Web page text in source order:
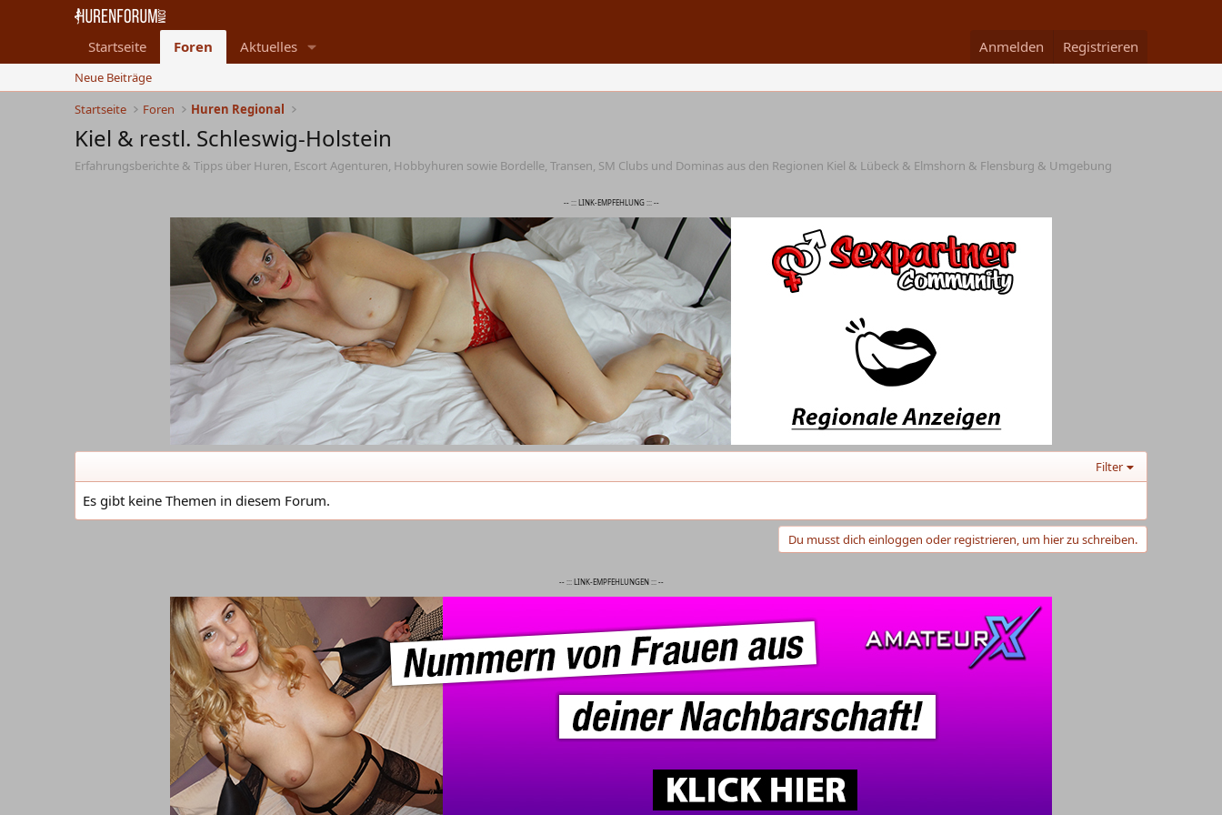
Startseite Foren Aktuelles Anmelden Registrieren
Neue Beiträge
Startseite
Foren Huren Regional
Kiel & restl. Schleswig-Holstein
Erfahrungsberichte & Tipps über Huren, Escort Agenturen, Hobbyhuren sowie Bordelle, Transen, SM Clubs und Dominas aus den Regionen Kiel & Lübeck & Elmshorn & Flensburg & Umgebung
-- ::: LINK-EMPFEHLUNG ::: --
Filter
Es gibt keine Themen in diesem Forum.
Du musst dich einloggen oder registrieren, um hier zu schreiben.
-- ::: LINK-EMPFEHLUNGEN ::: --